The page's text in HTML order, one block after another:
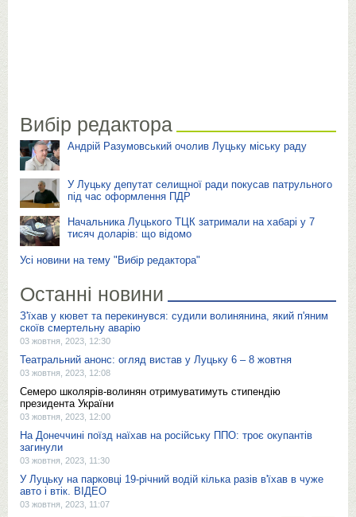
Вибір редактора
Андрій Разумовський очолив Луцьку міську раду
У Луцьку депутат селищної ради покусав патрульного
під час оформлення ПДР
Начальника Луцького ТЦК затримали на хабарі у 7
тисяч доларів: що відомо
Усі новини на тему "Вибір редактора"
Останні новини
З'їхав у кювет та перекинувся: судили волинянина, який п'яним
скоїв смертельну аварію
03 жовтня, 2023, 12:30
Театральний анонс: огляд вистав у Луцьку 6 – 8 жовтня
03 жовтня, 2023, 12:08
Семеро школярів-волинян отримуватимуть стипендію
президента України
03 жовтня, 2023, 12:00
На Донеччині поїзд наїхав на російську ППО: троє окупантів
загинули
03 жовтня, 2023, 11:30
У Луцьку на парковці 19-річний водій кілька разів в'їхав в чуже
авто і втік. ВІДЕО
03 жовтня, 2023, 11:07